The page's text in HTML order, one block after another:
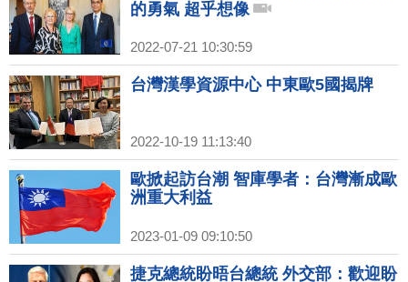
的勇氣 超乎想像
2022-07-21 10:30:59
台灣漢學資源中心 中東歐5國揭牌
2022-10-19 11:13:40
歐掀起訪台潮 智庫學者：台灣漸成歐
洲重大利益
2023-01-09 09:10:50
捷克總統盼晤台總統 外交部：歡迎盼